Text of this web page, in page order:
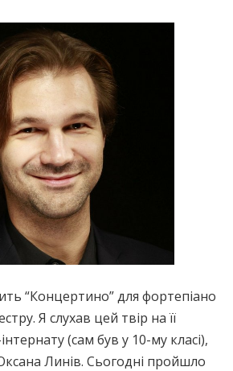
“Концертино” для фортепіано
Я слухав цей твір на її
(сам був у 10-му класі),
Линів. Сьогодні пройшло